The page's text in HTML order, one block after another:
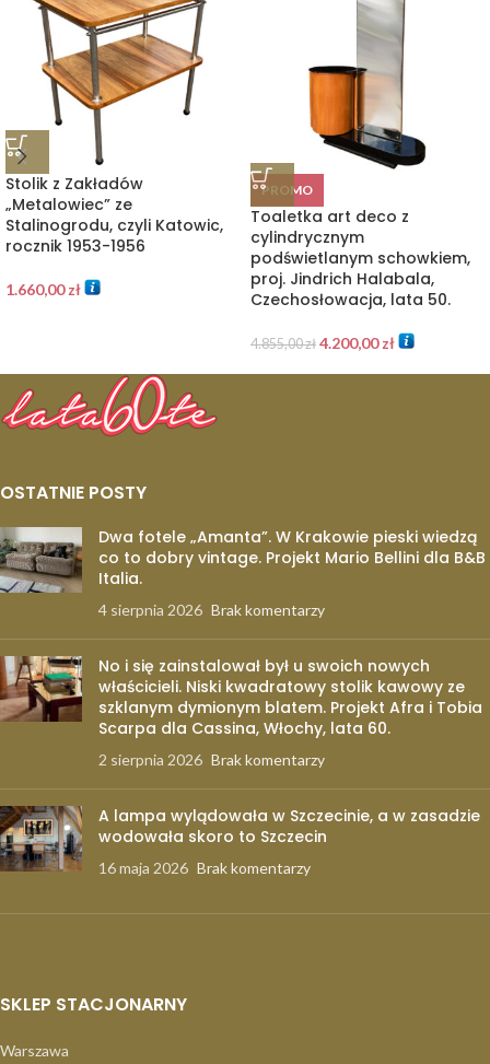
Stolik z Zakładów
„Metalowiec” ze
Stalinogrodu, czyli Katowic,
rocznik 1953-1956
1.660,00zł
PROMO
Toaletka art deco z
cylindrycznym
podświetlanym schowkiem,
proj. Jindrich Halabala,
Czechosłowacja, lata 50.
4.855,00zł 4.200,00zł
OSTATNIE POSTY
Dwa fotele „Amanta”. W Krakowie pieski wiedzą
co to dobry vintage. Projekt Mario Bellini dla B&B
Italia.
4 sierpnia 2026 Brak komentarzy
No i się zainstalował był u swoich nowych
właścicieli. Niski kwadratowy stolik kawowy ze
szklanym dymionym blatem. Projekt Afra i Tobia
Scarpa dla Cassina, Włochy, lata 60.
2 sierpnia 2026 Brak komentarzy
A lampa wylądowała w Szczecinie, a w zasadzie
wodowała skoro to Szczecin
16 maja 2026 Brak komentarzy
SKLEP STACJONARNY
Warszawa